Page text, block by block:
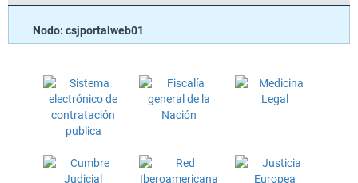
Nodo: csjportalweb01